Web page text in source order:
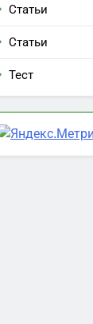
Статьи
Статьи
Тест